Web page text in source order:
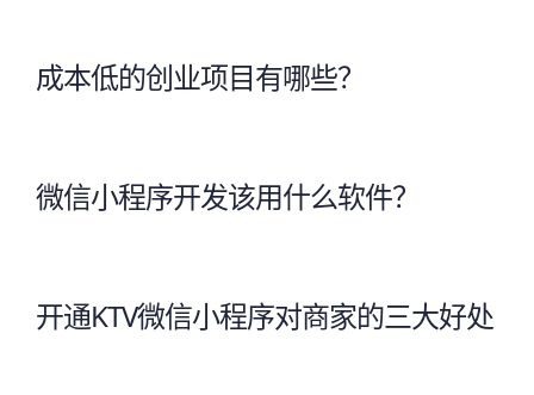
成本低的创业项目有哪些？
微信小程序开发该用什么软件？
开通KTV微信小程序对商家的三大好处